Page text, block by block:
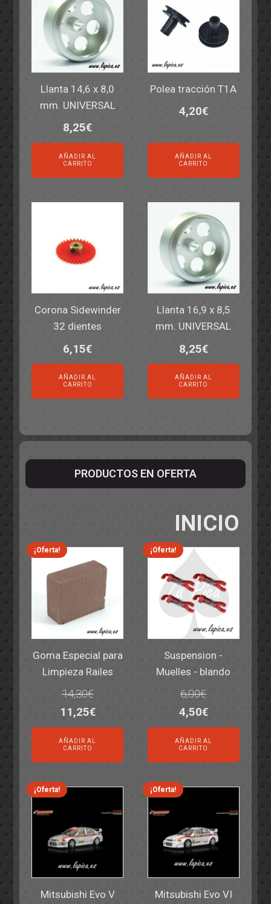
Llanta 14,6 x 8,0
mm. UNIVERSAL
8,25€
AÑADIR AL
CARRITO
Polea tracción T1A
4,20€
AÑADIR AL
CARRITO
Corona Sidewinder
32 dientes
6,15€
AÑADIR AL
CARRITO
Llanta 16,9 x 8,5
mm. UNIVERSAL
8,25€
AÑADIR AL
CARRITO
PRODUCTOS EN OFERTA
INICIO
¡Oferta!
Goma Especial para
Limpieza Railes
14,30€
El
precio
original
era:
14,30€.
11,25€El
precio
actual
es:
11,25€.
AÑADIR AL
CARRITO
¡Oferta!
Suspension -
Muelles - blando
6,00€
El
precio
original
era:
6,00€.
4,50€El
precio
actual
es:
4,50€.
AÑADIR AL
CARRITO
¡Oferta!
Mitsubishi Evo V
¡Oferta!
Mitsubishi Evo VI